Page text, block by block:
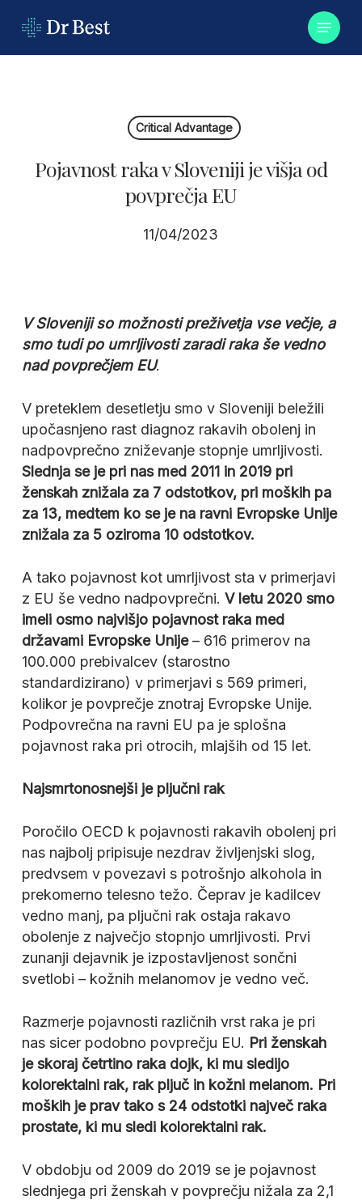
main
Menu
Critical Advantage
Pojavnost raka v Sloveniji je višja od
povprečja EU
11/04/2023
V Sloveniji so možnosti preživetja vse večje, a
smo tudi po umrljivosti zaradi raka še vedno
nad povprečjem EU.
V preteklem desetletju smo v Sloveniji beležili
upočasnjeno rast diagnoz rakavih obolenj in
nadpovprečno zniževanje stopnje umrljivosti.
Slednja se je pri nas med 2011 in 2019 pri
ženskah znižala za 7 odstotkov, pri moških pa
za 13, medtem ko se je na ravni Evropske Unije
znižala za 5 oziroma 10 odstotkov.
A tako pojavnost kot umrljivost sta v primerjavi
z EU še vedno nadpovprečni. V letu 2020 smo
imeli osmo najvišjo pojavnost raka med
državami Evropske Unije– 616 primerov na
100.000 prebivalcev (starostno
standardizirano) v primerjavi s 569 primeri,
kolikor je povprečje znotraj Evropske Unije.
Podpovrečna na ravni EU pa je splošna
pojavnost raka pri otrocih, mlajših od 15 let.
Najsmrtonosnejši je pljučni rak
Poročilo OECD k pojavnosti rakavih obolenj pri
nas najbolj pripisuje nezdrav življenjski slog,
predvsem v povezavi s potrošnjo alkohola in
prekomerno telesno težo. Čeprav je kadilcev
vedno manj, pa pljučni rak ostaja rakavo
obolenje z največjo stopnjo umrljivosti. Prvi
zunanji dejavnik je izpostavljenost sončni
svetlobi – kožnih melanomov je vedno več.
Razmerje pojavnosti različnih vrst raka je pri
nas sicer podobno povprečju EU. Pri ženskah
je skoraj četrtino raka dojk, ki mu sledijo
kolorektalni rak, rak pljuč in kožni melanom. Pri
moških je prav tako s 24 odstotki največ raka
prostate, ki mu sledi kolorektalni rak.
V obdobju od 2009 do 2019 se je pojavnost
slednjega pri ženskah v povprečju nižala za 2,1